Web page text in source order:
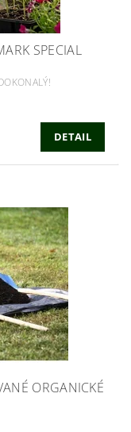
SPECIAL
DETAIL
ORGANICKÉ